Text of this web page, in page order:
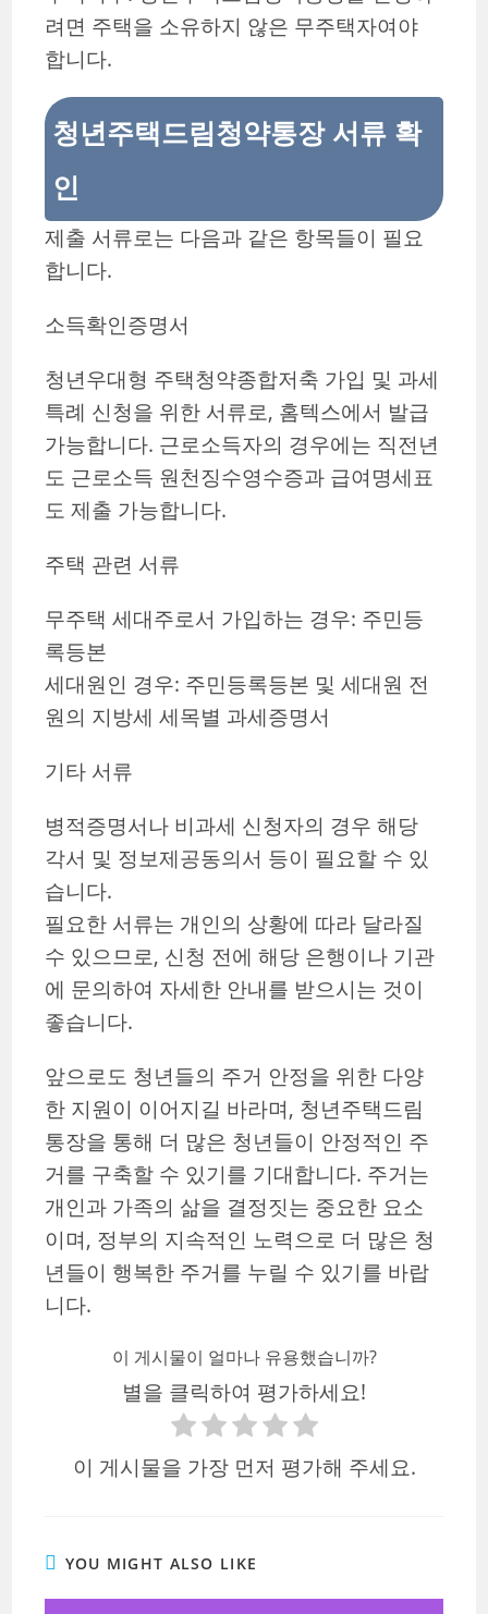
려면 주택을 소유하지 않은 무주택자여야
합니다.
청년주택드림청약통장 서류 확
인
제출 서류로는 다음과 같은 항목들이 필요
합니다.
소득확인증명서
청년우대형 주택청약종합저축 가입 및 과세
특례 신청을 위한 서류로, 홈텍스에서 발급
가능합니다. 근로소득자의 경우에는 직전년
도 근로소득 원천징수영수증과 급여명세표
도 제출 가능합니다.
주택 관련 서류
무주택 세대주로서 가입하는 경우: 주민등
록등본
세대원인 경우: 주민등록등본 및 세대원 전
원의 지방세 세목별 과세증명서
기타 서류
병적증명서나 비과세 신청자의 경우 해당
각서 및 정보제공동의서 등이 필요할 수 있
습니다.
필요한 서류는 개인의 상황에 따라 달라질
수 있으므로, 신청 전에 해당 은행이나 기관
에 문의하여 자세한 안내를 받으시는 것이
좋습니다.
앞으로도 청년들의 주거 안정을 위한 다양
한 지원이 이어지길 바라며, 청년주택드림
통장을 통해 더 많은 청년들이 안정적인 주
거를 구축할 수 있기를 기대합니다. 주거는
개인과 가족의 삶을 결정짓는 중요한 요소
이며, 정부의 지속적인 노력으로 더 많은 청
년들이 행복한 주거를 누릴 수 있기를 바랍
니다.
이 게시물이 얼마나 유용했습니까?
별을 클릭하여 평가하세요!
이 게시물을 가장 먼저 평가해 주세요.
YOU MIGHT ALSO LIKE